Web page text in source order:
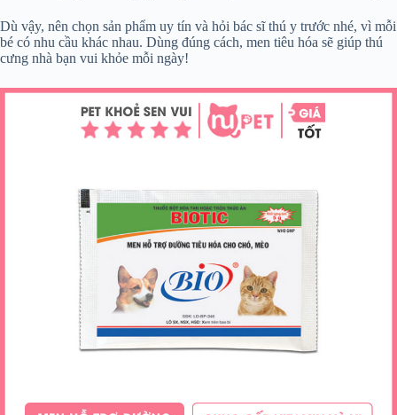
Dù vậy, nên chọn sản phẩm uy tín và hỏi bác sĩ thú y trước nhé, vì mỗi
bé có nhu cầu khác nhau. Dùng đúng cách, men tiêu hóa sẽ giúp thú
cưng nhà bạn vui khỏe mỗi ngày!